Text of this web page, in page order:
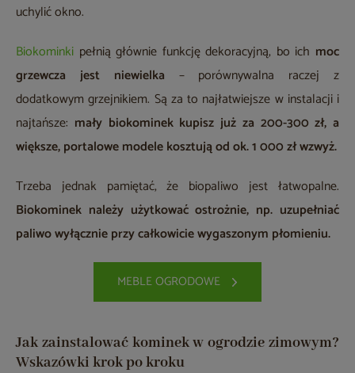
uchylić okno.
Biokominki pełnią głównie funkcję dekoracyjną, bo ich moc
grzewcza jest niewielka – porównywalna raczej z
dodatkowym grzejnikiem. Są za to najłatwiejsze w instalacji i
najtańsze: mały biokominek kupisz już za 200-300 zł, a
większe, portalowe modele kosztują od ok. 1 000 zł wzwyż.
Trzeba jednak pamiętać, że biopaliwo jest łatwopalne.
Biokominek należy użytkować ostrożnie, np. uzupełniać
paliwo wyłącznie przy całkowicie wygaszonym płomieniu.
MEBLE OGRODOWE
Jak zainstalować kominek w ogrodzie zimowym?
Wskazówki krok po kroku